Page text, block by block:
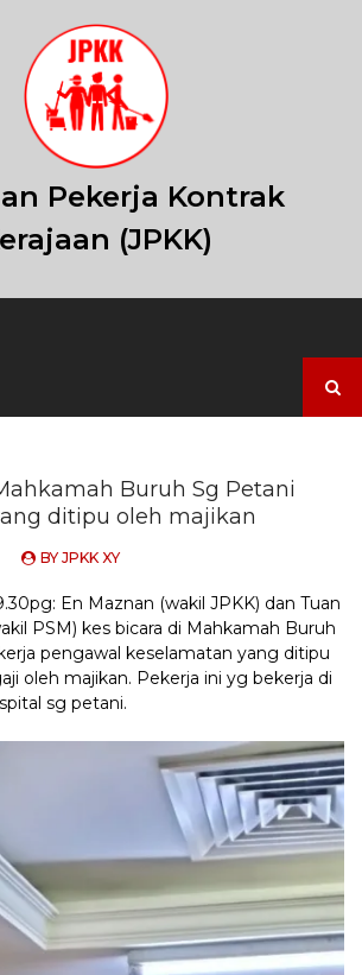
Pekerja Kontrak
(JPKK)
for:
Buruh Sg Petani
ditipu oleh majikan
BYJPKK XY
En Maznan (wakil JPKK) dan Tuan
PSM) kes bicara di Mahkamah Buruh
pengawal keselamatan yang ditipu
oleh majikan. Pekerja ini yg bekerja di
sg petani.